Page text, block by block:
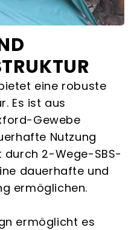
eine robuste
Es ist aus
Gewebe
Nutzung
2-Wege-SBS-
dauerhafte und
ermöglichen.
ermöglicht es